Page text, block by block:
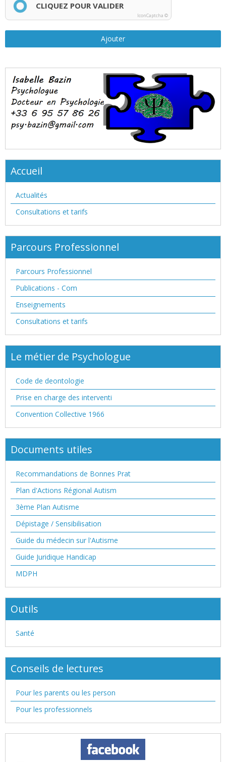
CLIQUEZ POUR VALIDER
IconCaptcha ©
Ajouter
Accueil
Actualités
Consultations et tarifs
Parcours Professionnel
Parcours Professionnel
Publications - Com
Enseignements
Consultations et tarifs
Le métier de Psychologue
Code de deontologie
Prise en charge des interventi
Convention Collective 1966
Documents utiles
Recommandations de Bonnes Prat
Plan d'Actions Régional Autism
3ème Plan Autisme
Dépistage / Sensibilisation
Guide du médecin sur l'Autisme
Guide Juridique Handicap
MDPH
Outils
Santé
Conseils de lectures
Pour les parents ou les person
Pour les professionnels